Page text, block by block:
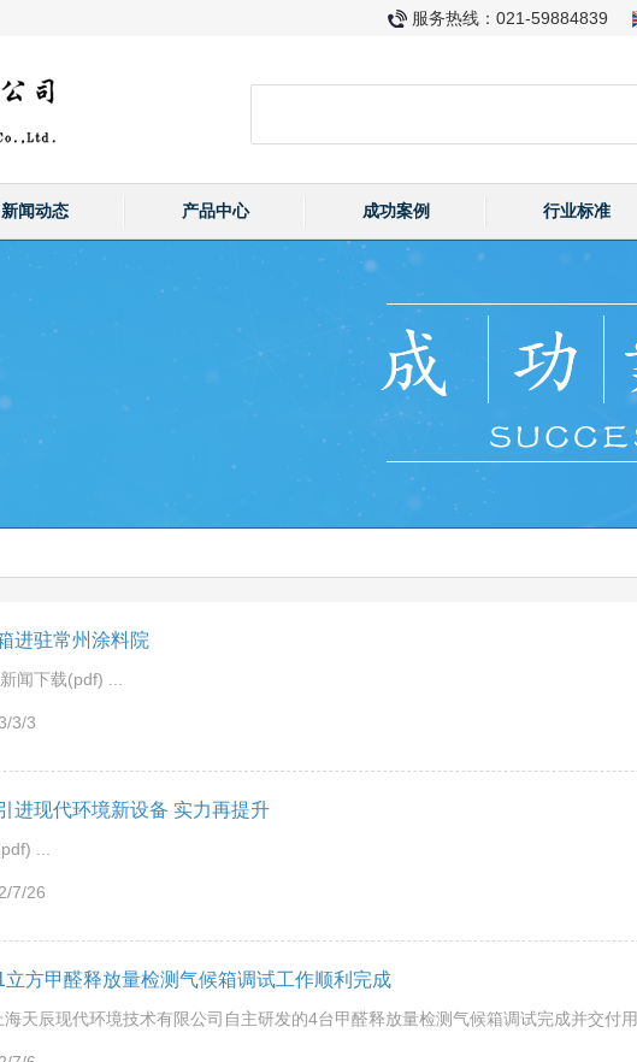
服务热线：021-59884839
新闻动态 产品中心 成功案例 行业标准
进驻常州涂料院
闻下载(pdf) ...
3/3
进现代环境新设备 实力再提升
...
7/26
立方甲醛释放量检测气候箱调试工作顺利完成